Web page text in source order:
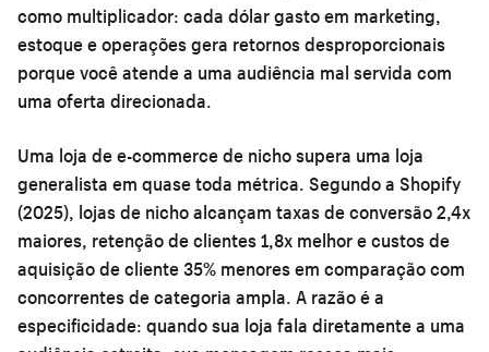
como multiplicador: cada dólar gasto em marketing,
estoque e operações gera retornos desproporcionais
porque você atende a uma audiência mal servida com
uma oferta direcionada.
Uma loja de e-commerce de nicho supera uma loja
generalista em quase toda métrica. Segundo a Shopify
(2025), lojas de nicho alcançam taxas de conversão 2,4x
maiores, retenção de clientes 1,8x melhor e custos de
aquisição de cliente 35% menores em comparação com
concorrentes de categoria ampla. A razão é a
especificidade: quando sua loja fala diretamente a uma